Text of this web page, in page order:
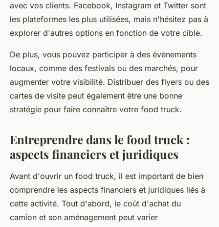
avec vos clients. Facebook, Instagram et Twitter sont
les plateformes les plus utilisées, mais n'hésitez pas à
explorer d'autres options en fonction de votre cible.
De plus, vous pouvez participer à des événements
locaux, comme des festivals ou des marchés, pour
augmenter votre visibilité. Distribuer des flyers ou des
cartes de visite peut également être une bonne
stratégie pour faire connaître votre food truck.
Entreprendre dans le food truck :
aspects financiers et juridiques
Avant d'ouvrir un food truck, il est important de bien
comprendre les aspects financiers et juridiques liés à
cette activité. Tout d'abord, le coût d'achat du
camion et son aménagement peut varier